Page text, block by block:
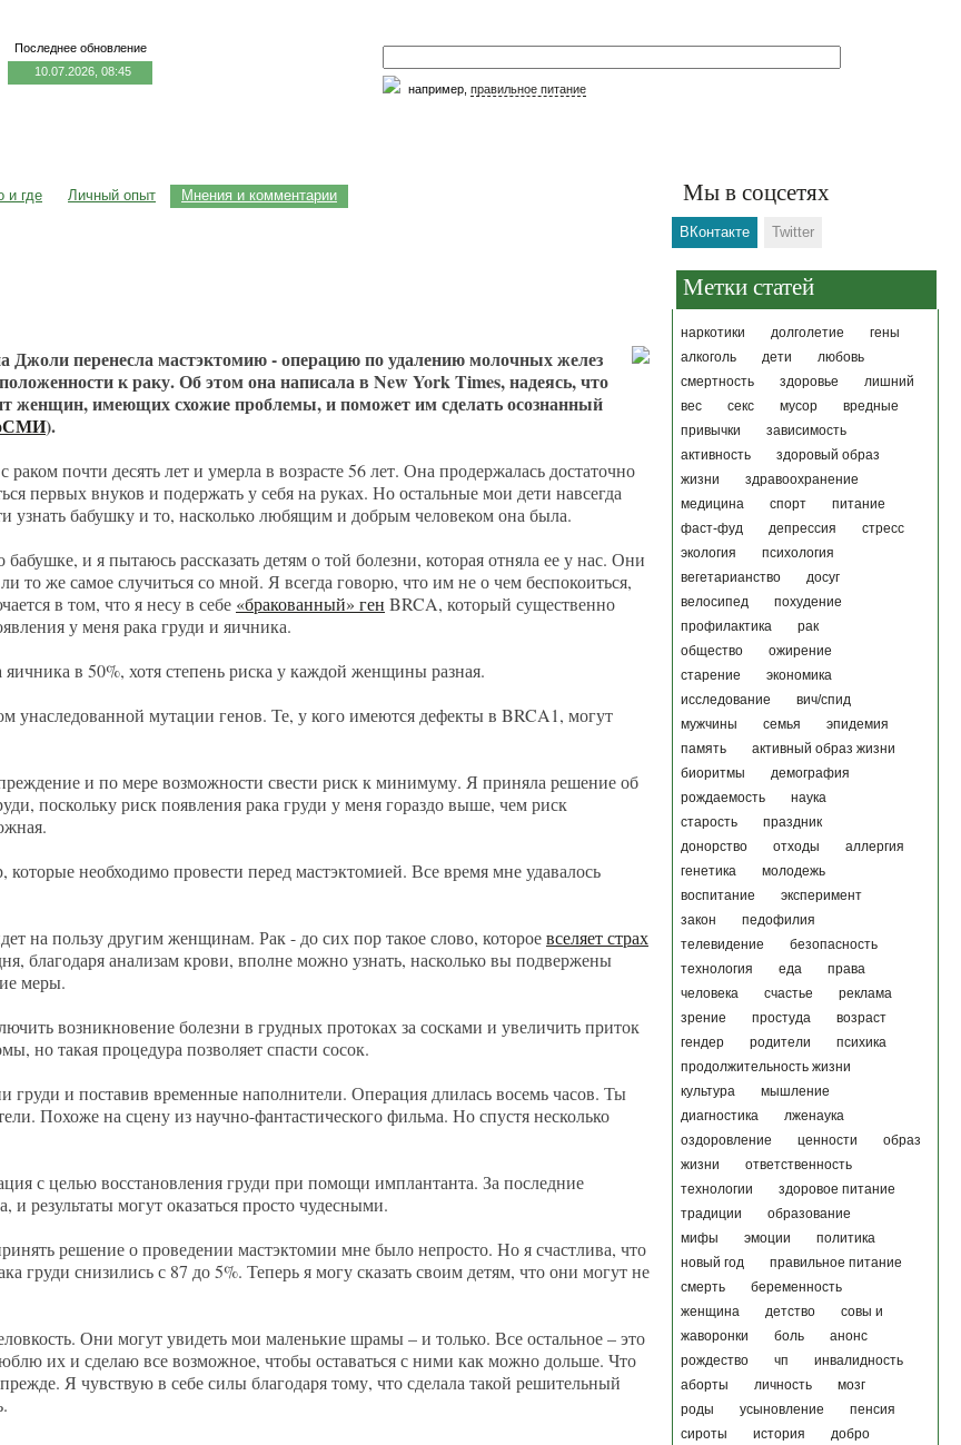
например, правильное питание
Последнее обновление
10.07.2026, 08:45
Мы в соцсетях
ВКонтакте Twitter
Метки статей
наркотики долголетие
гены
алкоголь
дети
любовь
смертность
здоровье
лишний
вес
секс мусор
вредные
привычки
зависимость
активность
здоровый образ
жизни
здравоохранение
медицина
спорт
питание
фаст-фуд
депрессия
стресс
экология
психология
вегетарианство
досуг
велосипед
похудение
профилактика
рак
общество
ожирение
старение
экономика
исследование
вич/спид
мужчины
семья
эпидемия
память
активный образ жизни
биоритмы
демография
рождаемость
наука
старость
праздник
донорство
отходы
аллергия
генетика
молодежь
воспитание
эксперимент
закон
педофилия
телевидение
безопасность
технология
еда
права
человека
счастье
реклама
зрение
простуда
возраст
гендер
родители
психика
продолжительность жизни
культура
мышление
диагностика
лженаука
оздоровление
ценности
образ
жизни
ответственность
технологии
здоровое питание
традиции
образование
мифы
эмоции
политика
новый год
правильное питание
смерть
беременность
женщина
детство
совы и
жаворонки
боль
анонс
рождество
чп
инвалидность
аборты
личность
мозг
роды
усыновление
пенсия
сироты
история
добро
и где Личный опыт Мнения и комментарии
Джоли перенесла мастэктомию - операцию по удалению молочных желез
к раку. Об этом она написала в New York Times, надеясь, что
женщин, имеющих схожие проблемы, и поможет им сделать осознанный
).
раком почти десять лет и умерла в возрасте 56 лет. Она продержалась достаточно
первых внуков и подержать у себя на руках. Но остальные мои дети навсегда
узнать бабушку и то, насколько любящим и добрым человеком она была.
и я пытаюсь рассказать детям о той болезни, которая отняла ее у нас. Они
то же самое случиться со мной. Я всегда говорю, что им не о чем беспокоиться,
в том, что я несу в себе «бракованный» ген BRCA, который существенно
у меня рака груди и яичника.
в 50%, хотя степень риска у каждой женщины разная.
унаследованной мутации генов. Те, у кого имеются дефекты в BRCA1, могут
и по мере возможности свести риск к минимуму. Я приняла решение об
поскольку риск появления рака груди у меня гораздо выше, чем риск
необходимо провести перед мастэктомией. Все время мне удавалось
на пользу другим женщинам. Рак - до сих пор такое слово, котороевселяет страх
благодаря анализам крови, вполне можно узнать, насколько вы подвержены
меры.
возникновение болезни в грудных протоках за сосками и увеличить приток
но такая процедура позволяет спасти сосок.
и поставив временные наполнители. Операция длилась восемь часов. Ты
Похоже на сцену из научно-фантастического фильма. Но спустя несколько
с целью восстановления груди при помощи имплантанта. За последние
результаты могут оказаться просто чудесными.
решение о проведении мастэктомии мне было непросто. Но я счастлива, что
груди снизились с 87 до 5%. Теперь я могу сказать своим детям, что они могут не
Они могут увидеть мои маленькие шрамы – и только. Все остальное – это
их и сделаю все возможное, чтобы оставаться с ними как можно дольше. Что
Я чувствую в себе силы благодаря тому, что сделала такой решительный